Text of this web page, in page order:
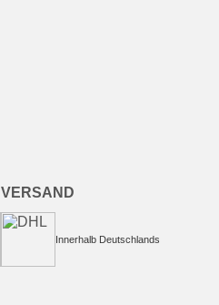
VERSAND
Innerhalb Deutschlands